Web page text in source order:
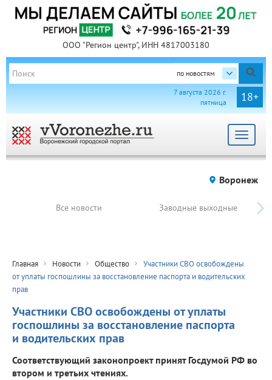
ООО "Регион центр", ИНН 4817003180
по новостям
18+
7 августа 2026 г.
пятница
Toggle
Воронеж
Все новости Заводные выходные
Главная Новости Общество
Участники СВО освобождены
от уплаты госпошлины за восстановление паспорта и водительских
прав
Участники СВО освобождены от уплаты
госпошлины за восстановление паспорта
и водительских прав
Соответствующий законопроект принят Госдумой РФ во
втором и третьих чтениях.